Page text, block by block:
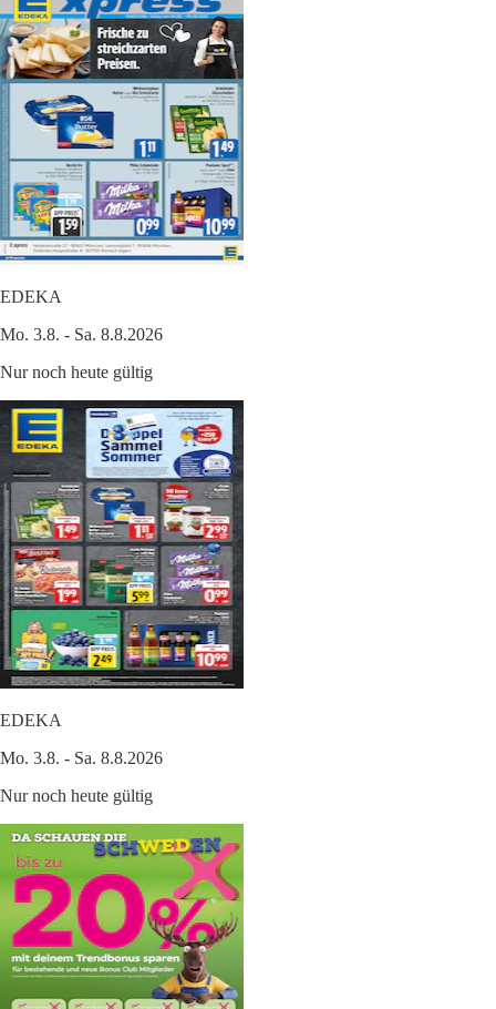
EDEKA
Mo. 3.8. - Sa. 8.8.2026
Nur noch heute gültig
EDEKA
Mo. 3.8. - Sa. 8.8.2026
Nur noch heute gültig